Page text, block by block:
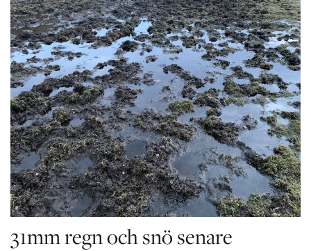
31mm regn och snö senare